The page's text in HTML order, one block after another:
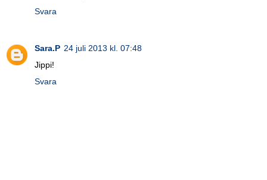
Svara
Sara.P 24 juli 2013 kl. 07:48
Jippi!
Svara